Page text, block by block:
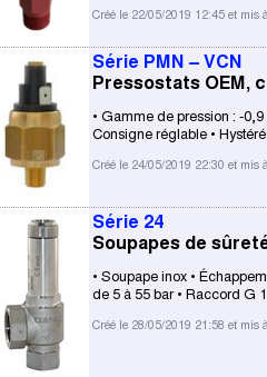
Créé le 22/05/2019 12:45 et mis
Série PMN – VCN
Pressostats OEM,
• Gamme de pression : -
Consigne réglable •
Créé le 24/05/2019 22:30 et mis
Série 24
Soupapes de
• Soupape inox •
de 5 à 55 bar • Raccord G
Créé le 28/05/2019 21:58 et mis